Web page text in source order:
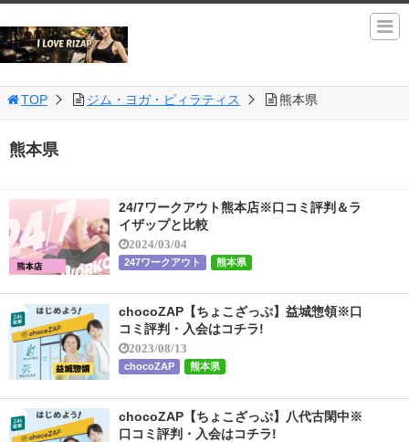
TOP ジム・ヨガ・ピィラティス 熊本県
熊本県
24/7ワークアウト熊本店※口コミ評判＆ラ
イザップと比較
2024/03/04
247ワークアウト 熊本県
chocoZAP【ちょこざっぷ】益城惣領※口
コミ評判・入会はコチラ!
2023/08/13
chocoZAP 熊本県
chocoZAP【ちょこざっぷ】八代古閑中※
口コミ評判・入会はコチラ!